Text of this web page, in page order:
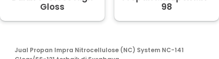
Gloss
98
Jual Propan Impra Nitrocellulose (NC) System NC-141